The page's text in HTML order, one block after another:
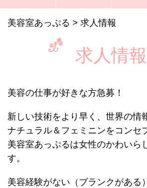
美容室あっぷる > 求人情報
求人情報
美容の仕事が好きな方急募！
新しい技術をより早く、世界の情
ナチュラル＆フェミニンをコンセ
美容室あっぷるは女性のかわいら
す。
美容経験がない（ブランクがある